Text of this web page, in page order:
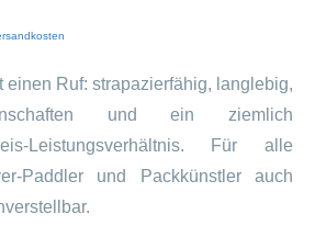
einen Ruf: strapazierfähig, langlebig,
und ein ziemlich
Leistungsverhältnis. Für alle
Paddler und Packkünstler auch